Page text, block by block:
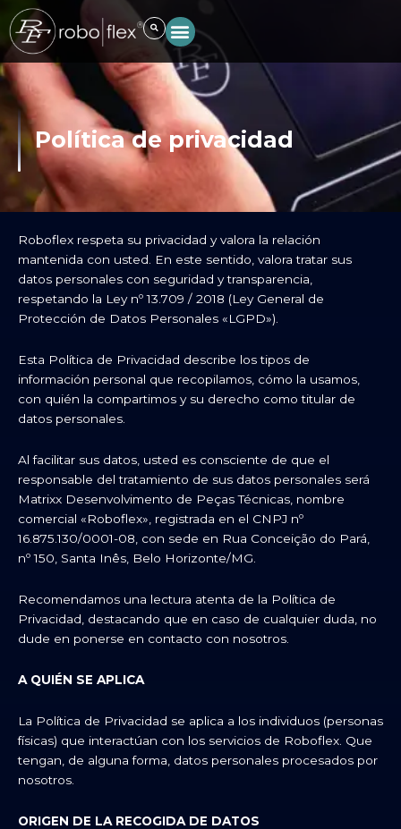
contenido
Política de privacidad
Roboflex respeta su privacidad y valora la relación
mantenida con usted. En este sentido, valora tratar sus
datos personales con seguridad y transparencia,
respetando la Ley nº 13.709 / 2018 (Ley General de
Protección de Datos Personales «LGPD»).
Esta Política de Privacidad describe los tipos de
información personal que recopilamos, cómo la usamos,
con quién la compartimos y su derecho como titular de
datos personales.
Al facilitar sus datos, usted es consciente de que el
responsable del tratamiento de sus datos personales será
Matrixx Desenvolvimento de Peças Técnicas, nombre
comercial «Roboflex», registrada en el CNPJ nº
16.875.130/0001-08, con sede en Rua Conceição do Pará,
nº 150, Santa Inês, Belo Horizonte/MG.
Recomendamos una lectura atenta de la Política de
Privacidad, destacando que en caso de cualquier duda, no
dude en ponerse en contacto con nosotros.
A QUIÉN SE APLICA
La Política de Privacidad se aplica a los individuos (personas
físicas) que interactúan con los servicios de Roboflex. Que
tengan, de alguna forma, datos personales procesados por
nosotros.
ORIGEN DE LA RECOGIDA DE DATOS